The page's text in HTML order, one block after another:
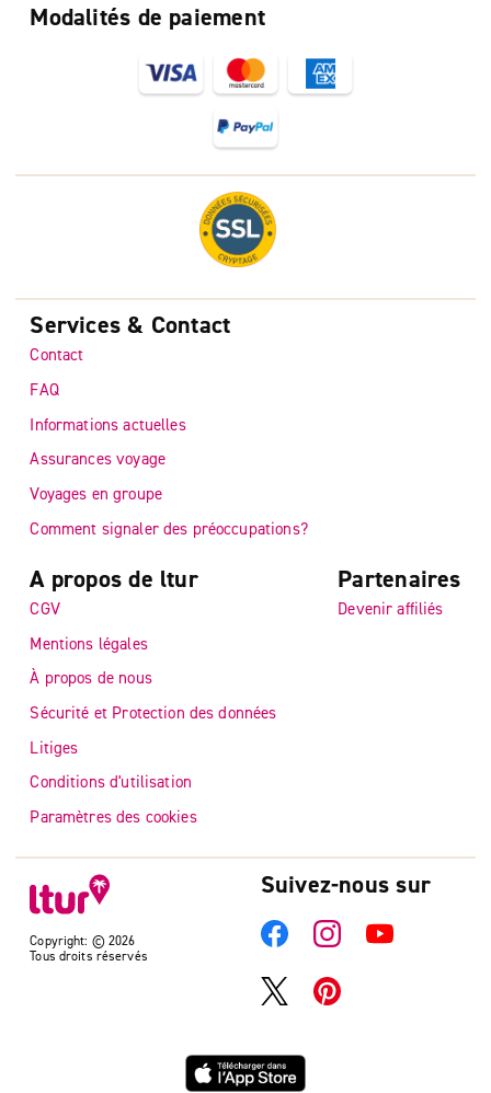
Modalités de paiement
Copyright: © 2026
Tous droits réservés
Services & Contact
Contact
FAQ
Informations actuelles
Assurances voyage
Voyages en groupe
Comment signaler des préoccupations?
A propos de ltur
CGV
Mentions légales
À propos de nous
Sécurité et Protection des données
Litiges
Conditions d'utilisation
Paramètres des cookies
Partenaires
Devenir affiliés
Suivez-nous sur